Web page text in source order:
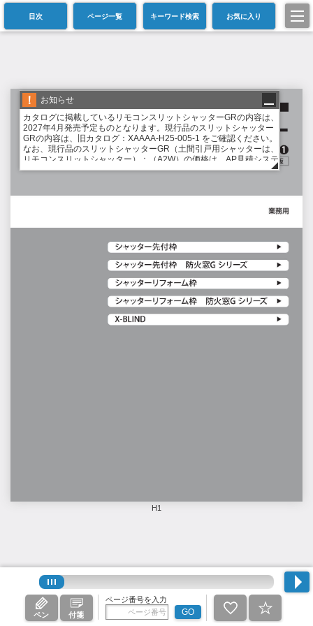
目次 ページ一覧 キーワード検索 お気に入り
お知らせ
カタログに掲載しているリモコンスリットシャッターGRの内容は、
2027年4月発売予定ものとなります。現行品のスリットシャッター
GRの内容は、旧カタログ：XAAAA-H25-005-1 をご確認ください。
なお、現行品のスリットシャッターGR（土間引戸用シャッターは、
リモコンスリットシャッター）：（A2W）の価格は、AP見積システ
ムにてご確認ください。システムを利用できない場合は、最寄りの
H1
ペン 付箋
ページ番号を入力
GO